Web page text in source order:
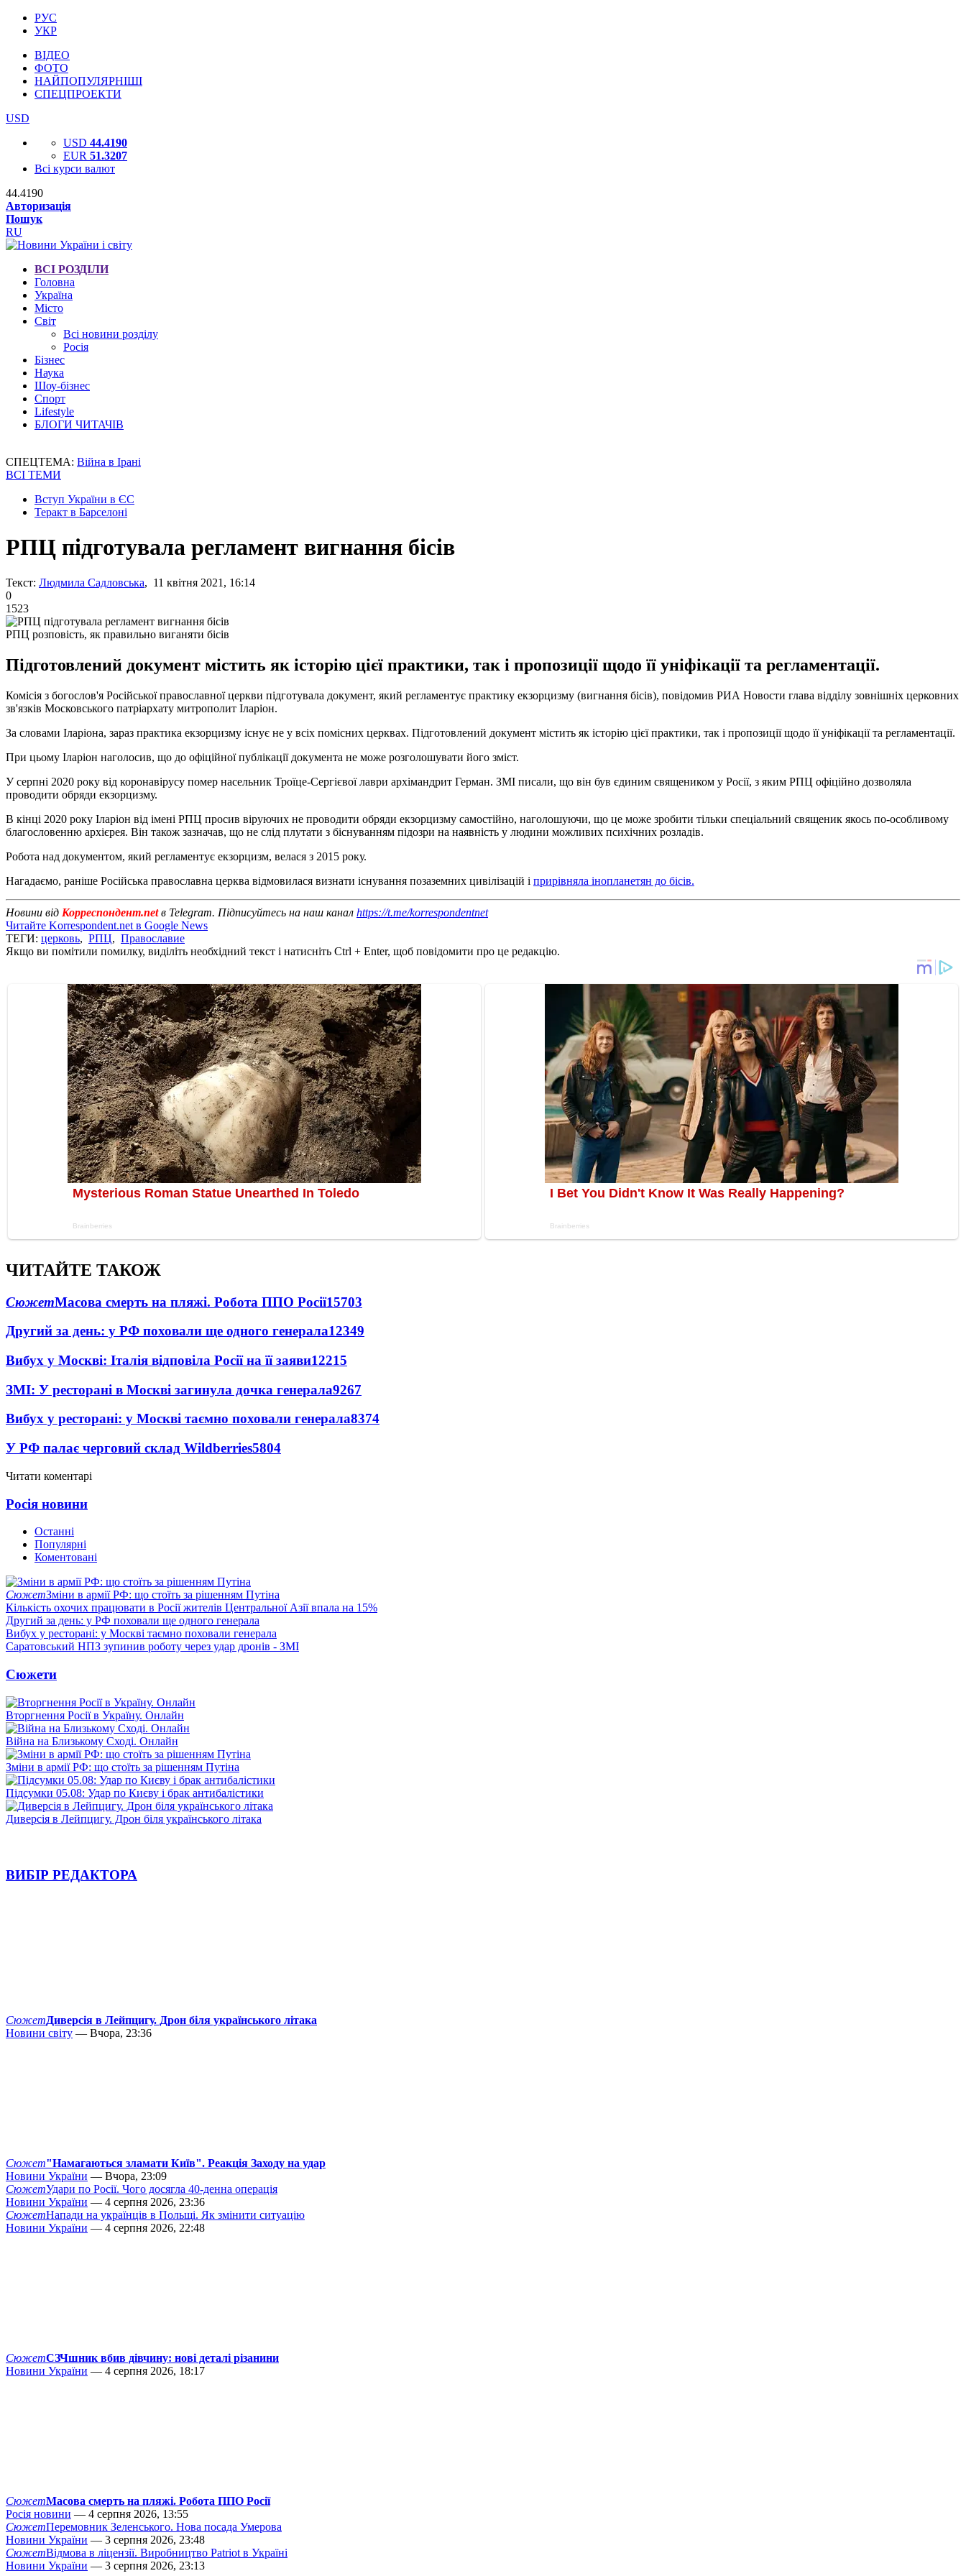
РУС
УКР
ВІДЕО
ФОТО
НАЙПОПУЛЯРНІШІ
СПЕЦПРОЕКТИ
USD
USD 44.4190
EUR 51.3207
Всі курси валют
44.4190
Авторизація
Пошук
RU
ВСІ РОЗДІЛИ
Головна
Україна
Місто
Світ
Всі новини розділу
Росія
Бізнес
Наука
Шоу-бізнес
Спорт
Lifestyle
БЛОГИ ЧИТАЧІВ
СПЕЦТЕМА: Війна в Ірані
ВСІ ТЕМИ
Вступ України в ЄС
Теракт в Барселоні
РПЦ підготувала регламент вигнання бісів
Текст: Людмила Садловська, 11 квітня 2021, 16:14
0
1523
РПЦ розповість, як правильно виганяти бісів
Підготовлений документ містить як історію цієї практики, так і пропозиції щодо її уніфікації та регламентації.
Комісія з богослов'я Російської православної церкви підготувала документ, який регламентує практику екзорцизму (вигнання бісів), повідомив РИА Новости глава відділу зовнішніх церковних
зв'язків Московського патріархату митрополит Іларіон.
За словами Іларіона, зараз практика екзорцизму існує не у всіх помісних церквах. Підготовлений документ містить як історію цієї практики, так і пропозиції щодо її уніфікації та регламентації.
При цьому Іларіон наголосив, що до офіційної публікації документа не може розголошувати його зміст.
У серпні 2020 року від коронавірусу помер насельник Троїце-Сергієвої лаври архімандрит Герман. ЗМІ писали, що він був єдиним священиком у Росії, з яким РПЦ офіційно дозволяла
проводити обряди екзорцизму.
В кінці 2020 року Іларіон від імені РПЦ просив віруючих не проводити обряди екзорцизму самостійно, наголошуючи, що це може зробити тільки спеціальний священик якось по-особливому
благословенню архієрея. Він також зазначав, що не слід плутати з біснуванням підозри на наявність у людини можливих психічних розладів.
Робота над документом, який регламентує екзорцизм, велася з 2015 року.
Нагадаємо, раніше Російська православна церква відмовилася визнати існування позаземних цивілізацій і прирівняла інопланетян до бісів.
Новини від Корреспондент.netв Telegram. Підписуйтесь на наш канал https://t.me/korrespondentnet
Читайте Korrespondent.net в Google News
ТЕГИ: церковь, РПЦ, Православие
Якщо ви помітили помилку, виділіть необхідний текст і натисніть Ctrl + Enter, щоб повідомити про це редакцію.
ЧИТАЙТЕ ТАКОЖ
СюжетМасова смерть на пляжі. Робота ППО Росії15703
Другий за день: у РФ поховали ще одного генерала12349
Вибух у Москві: Італія відповіла Росії на її заяви12215
ЗМІ: У ресторані в Москві загинула дочка генерала9267
Вибух у ресторані: у Москві таємно поховали генерала8374
У РФ палає черговий склад Wildberries5804
Читати коментарі
Росія новини
Останні
Популярні
Коментовані
СюжетЗміни в армії РФ: що стоїть за рішенням Путіна
Кількість охочих працювати в Росії жителів Центральної Азії впала на 15%
Другий за день: у РФ поховали ще одного генерала
Вибух у ресторані: у Москві таємно поховали генерала
Саратовський НПЗ зупинив роботу через удар дронів - ЗМІ
Сюжети
Вторгнення Росії в Україну. Онлайн
Війна на Близькому Сході. Онлайн
Зміни в армії РФ: що стоїть за рішенням Путіна
Підсумки 05.08: Удар по Києву і брак антибалістики
Диверсія в Лейпцигу. Дрон біля українського літака
ВИБІР РЕДАКТОРА
СюжетДиверсія в Лейпцигу. Дрон біля українського літака
Новини світу — Вчора, 23:36
Сюжет"Намагаються зламати Київ". Реакція Заходу на удар
Новини України — Вчора, 23:09
СюжетУдари по Росії. Чого досягла 40-денна операція
Новини України — 4 серпня 2026, 23:36
СюжетНапади на українців в Польщі. Як змінити ситуацію
Новини України — 4 серпня 2026, 22:48
СюжетСЗЧшник вбив дівчину: нові деталі різанини
Новини України — 4 серпня 2026, 18:17
СюжетМасова смерть на пляжі. Робота ППО Росії
Росія новини — 4 серпня 2026, 13:55
СюжетПеремовник Зеленського. Нова посада Умерова
Новини України — 3 серпня 2026, 23:48
СюжетВідмова в ліцензії. Виробництво Patriot в Україні
Новини України — 3 серпня 2026, 23:13